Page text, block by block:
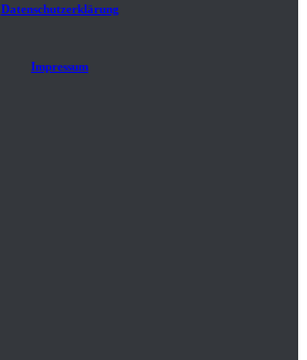
Datenschutzerklärung
Impressum